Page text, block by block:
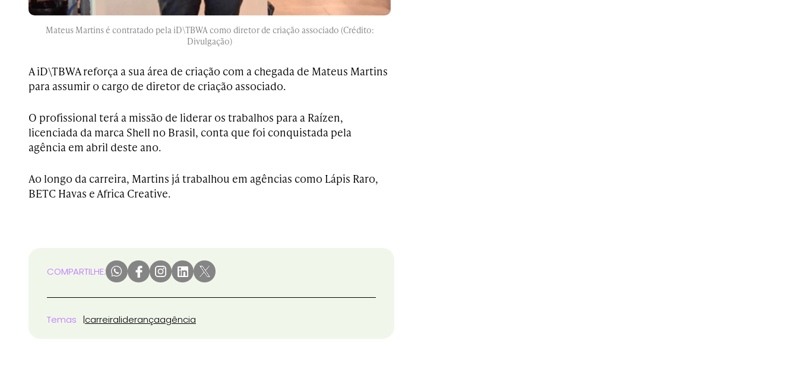
Mateus Martins é contratado pela iD\TBWA como diretor de criação associado (Crédito:
Divulgação)
A iD\TBWA reforça a sua área de criação com a chegada de Mateus Martins
para assumir o cargo de diretor de criação associado.
O profissional terá a missão de liderar os trabalhos para a Raízen,
licenciada da marca Shell no Brasil, conta que foi conquistada pela
agência em abril deste ano.
Ao longo da carreira, Martins já trabalhou em agências como Lápis Raro,
BETC Havas e Africa Creative.
COMPARTILHE:
Temas carreiraliderançaagência